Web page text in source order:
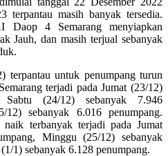
terpantau masih banyak tersedia.
Daop 4 Semarang menyiapkan
Jauh, dan masih terjual sebanyak
terpantau untuk penumpang turun
terjadi pada Jumat (23/12)
Sabtu (24/12) sebanyak 7.946
sebanyak 6.016 penumpang.
naik terbanyak terjadi pada Jumat
Minggu (25/12) sebanyak
1) sebanyak 6.128 penumpang.